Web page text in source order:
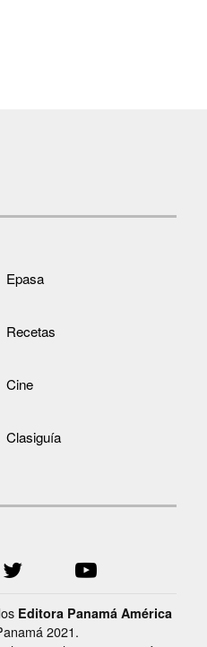
Epasa
Recetas
Cine
Clasiguía
Editora Panamá América
2021.